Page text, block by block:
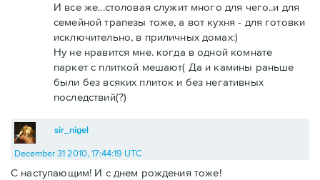
И все же...столовая служит много для чего..и для
семейной трапезы тоже, а вот кухня - для готовки
исключительно, в приличных домах:)
Ну не нравится мне. когда в одной комнате
паркет с плиткой мешают( Да и камины раньше
были без всяких плиток и без негативных
последствий(?)
sir_nigel
December 31 2010, 17:44:19 UTC
С наступающим! И с днем рождения тоже!